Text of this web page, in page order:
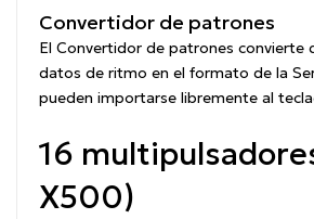
Convertidor de patrones
El Convertidor de patrones convierte
datos de ritmo en el formato de la
pueden importarse libremente al
16
X500)